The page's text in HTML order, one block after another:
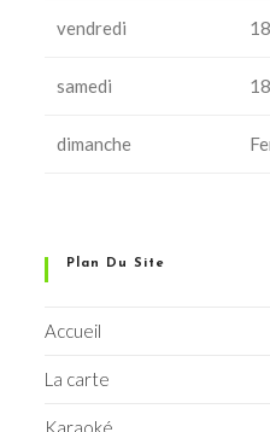
vendredi
samedi
dimanche
Plan Du Site
Accueil
La carte
Karaoké